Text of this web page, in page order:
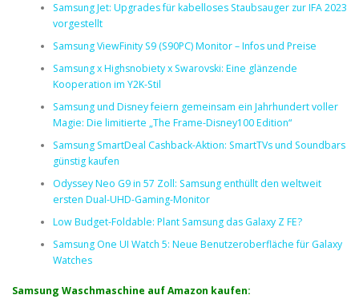
Samsung Jet: Upgrades für kabelloses Staubsauger zur IFA 2023
vorgestellt
Samsung ViewFinity S9 (S90PC) Monitor – Infos und Preise
Samsung x Highsnobiety x Swarovski: Eine glänzende
Kooperation im Y2K-Stil
Samsung und Disney feiern gemeinsam ein Jahrhundert voller
Magie: Die limitierte „The Frame-Disney100 Edition“
Samsung SmartDeal Cashback-Aktion: SmartTVs und Soundbars
günstig kaufen
Odyssey Neo G9 in 57 Zoll: Samsung enthüllt den weltweit
ersten Dual-UHD-Gaming-Monitor
Low Budget-Foldable: Plant Samsung das Galaxy Z FE?
Samsung One UI Watch 5: Neue Benutzeroberfläche für Galaxy
Watches
Samsung Waschmaschine auf Amazon kaufen: